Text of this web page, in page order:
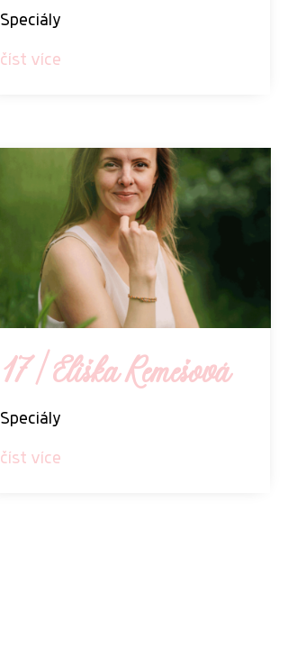
Speciály
číst více
17 | Eliška Remešová
Speciály
číst více